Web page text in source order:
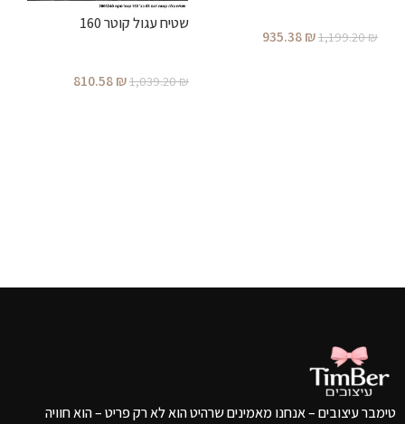
1,199.20₪
935.38₪
שטיח עגול קוטר 160
1,039.20₪
810.58₪
טימבר עיצובים – אנחנו מאמינים שרהיט הוא לא רק פריט – הוא חוויה